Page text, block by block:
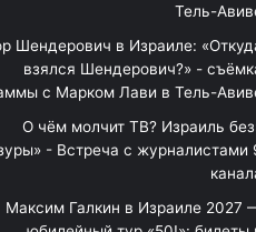
Тель-
Шендерович в Израиле:
взялся Шендерович?» -
с Марком Лави в Тель-
«О чём молчит ТВ? Израиль без
- Встреча с журналистами
Максим Галкин в Израиле 2027